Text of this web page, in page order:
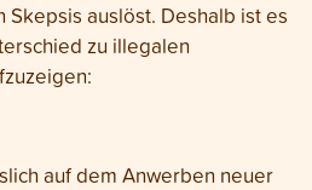
Skepsis auslöst. Deshalb ist es
zu illegalen
auf dem Anwerben neuer